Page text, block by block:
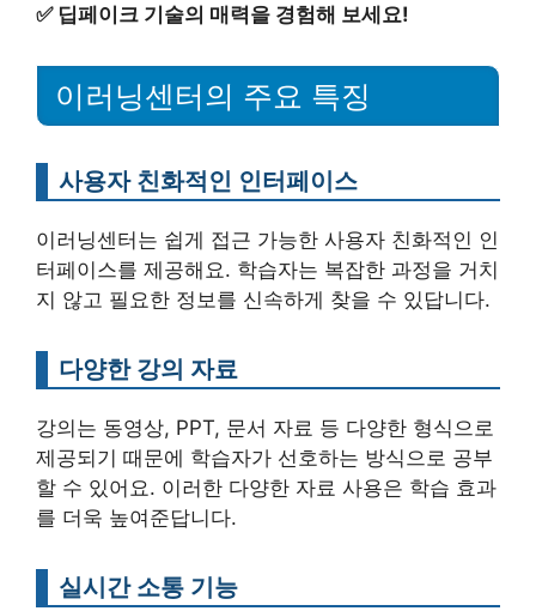
✅ 딥페이크 기술의 매력을 경험해 보세요!
이러닝센터의 주요 특징
사용자 친화적인 인터페이스
이러닝센터는 쉽게 접근 가능한 사용자 친화적인 인
터페이스를 제공해요. 학습자는 복잡한 과정을 거치
지 않고 필요한 정보를 신속하게 찾을 수 있답니다.
다양한 강의 자료
강의는 동영상, PPT, 문서 자료 등 다양한 형식으로
제공되기 때문에 학습자가 선호하는 방식으로 공부
할 수 있어요. 이러한 다양한 자료 사용은 학습 효과
를 더욱 높여준답니다.
실시간 소통 기능